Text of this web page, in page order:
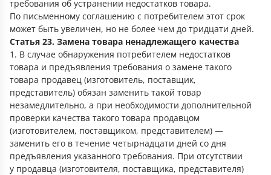
требования об устранении недостатков товара.
По письменному соглашению с потребителем этот срок
может быть увеличен, но не более чем до тридцати дней.
Статья 23. Замена товара ненадлежащего качества
1. В случае обнаружения потребителем недостатков
товара и предъявления требования о замене такого
товара продавец (изготовитель, поставщик,
представитель) обязан заменить такой товар
незамедлительно, а при необходимости дополнительной
проверки качества такого товара продавцом
(изготовителем, поставщиком, представителем) —
заменить его в течение четырнадцати дней со дня
предъявления указанного требования. При отсутствии
у продавца (изготовителя, поставщика, представителя)